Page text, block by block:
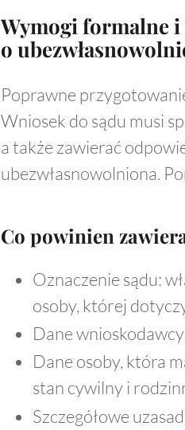
Wymogi formalne
o
Poprawne
Wniosek do sądu musi
a także zawierać
ubezwłasnowolniona.
Co powinien
Oznaczenie sądu:
osoby, której
Dane
Dane osoby, która
stan cywilny i
Szczegółowe